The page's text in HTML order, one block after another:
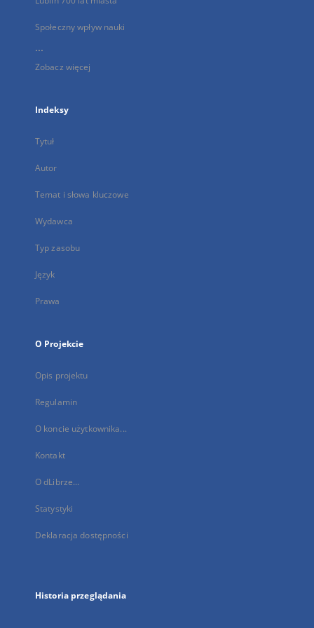
Społeczny wpływ nauki
...
Zobacz więcej
Indeksy
Tytuł
Autor
Temat i słowa kluczowe
Wydawca
Typ zasobu
Język
Prawa
O Projekcie
Opis projektu
Regulamin
O koncie użytkownika...
Kontakt
O dLibrze...
Statystyki
Deklaracja dostępności
Historia przeglądania